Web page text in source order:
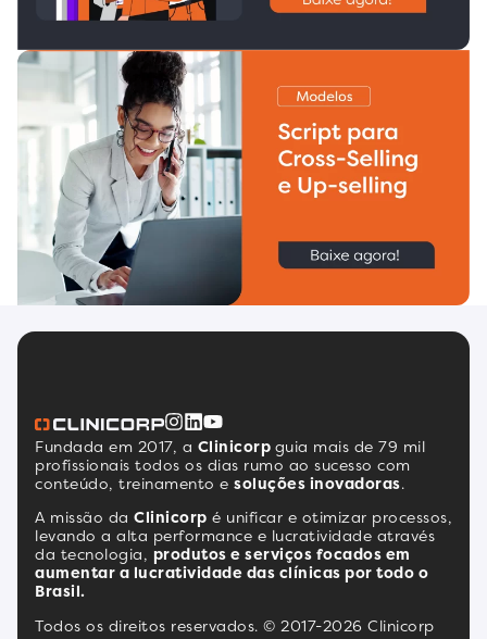
Fundada em 2017, a Clinicorp guia mais de 79 mil
profissionais todos os dias rumo ao sucesso com
conteúdo, treinamento e soluções inovadoras.
A missão da Clinicorp é unificar e otimizar processos,
levando a alta performance e lucratividade através
da tecnologia, produtos e serviços focados em
aumentar a lucratividade das clínicas por todo o
Brasil.
Todos os direitos reservados. © 2017-2026 Clinicorp